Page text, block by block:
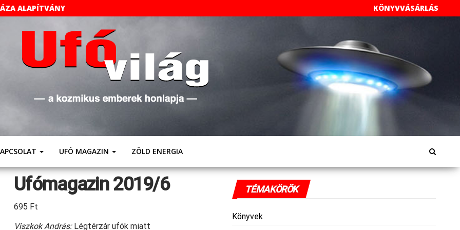
ALAPÍTVÁNY KÖNYVVÁSÁRLÁS
Emberek
Weboldala
UFÓ MAGAZIN ZÖLD ENERGIA
Ufómagazin 2019/6
695 Ft
Viszkok András:Légtérzár ufók miatt
TÉMAKÖRÖK
Könyvek